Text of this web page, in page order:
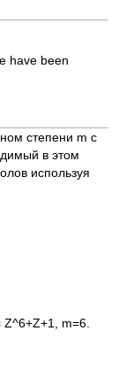
have been
степени m с
в этом
используя
m=6.